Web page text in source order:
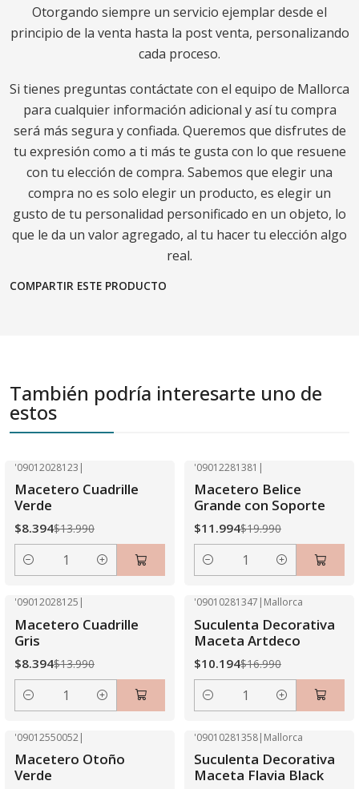
Otorgando siempre un servicio ejemplar desde el
principio de la venta hasta la post venta, personalizando
cada proceso.
Si tienes preguntas contáctate con el equipo de Mallorca
para cualquier información adicional y así tu compra
será más segura y confiada. Queremos que disfrutes de
tu expresión como a ti más te gusta con lo que resuene
con tu elección de compra. Sabemos que elegir una
compra no es solo elegir un producto, es elegir un
gusto de tu personalidad personificado en un objeto, lo
que le da un valor agregado, al tu hacer tu elección algo
real.
COMPARTIR ESTE PRODUCTO
También podría interesarte uno de
estos
'09012028123 |
Macetero Cuadrille
Verde
$8.394$13.990
Cantidad
'09012281381 |
Macetero Belice
Grande con Soporte
$11.994$19.990
Cantidad
'09012028125 |
Macetero Cuadrille
Gris
$8.394$13.990
Cantidad
'09010281347 | Mallorca
Suculenta Decorativa
Maceta Artdeco
$10.194$16.990
Cantidad
'09012550052|
Macetero Otoño
Verde
'09010281358| Mallorca
Suculenta Decorativa
Maceta Flavia Black